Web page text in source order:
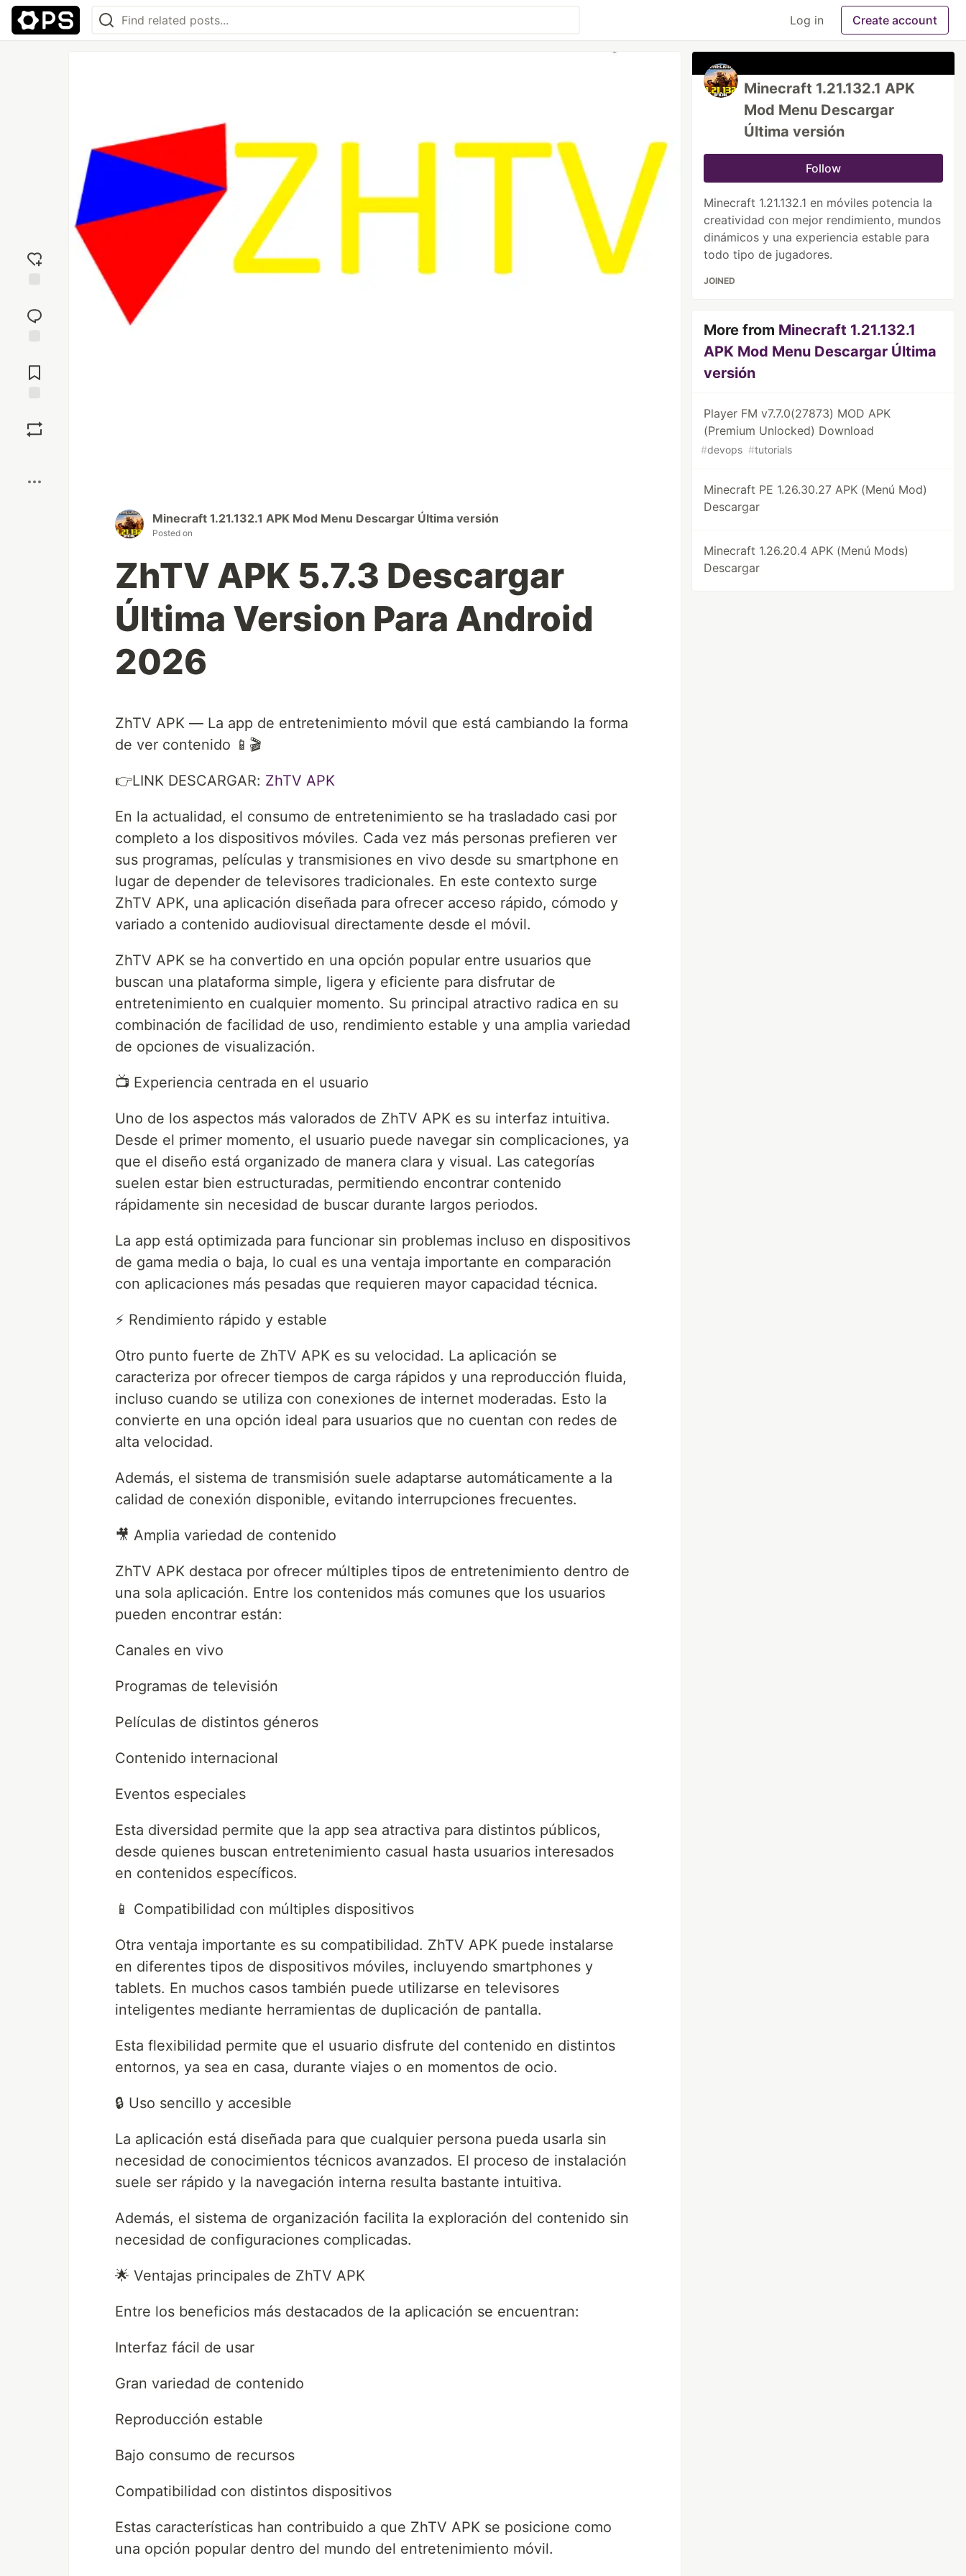
Log in Create account
reaction
Comments
Minecraft 1.21.132.1 APK Mod Menu Descargar Última versión
Posted on
ZhTV APK 5.7.3 Descargar
Última Version Para Android
2026
ZhTV APK — La app de entretenimiento móvil que está cambiando la forma
de ver contenido 📱🎬
👉LINK DESCARGAR: ⁠ZhTV APK⁠
En la actualidad, el consumo de entretenimiento se ha trasladado casi por
completo a los dispositivos móviles. Cada vez más personas prefieren ver
sus programas, películas y transmisiones en vivo desde su smartphone en
lugar de depender de televisores tradicionales. En este contexto surge
ZhTV APK, una aplicación diseñada para ofrecer acceso rápido, cómodo y
variado a contenido audiovisual directamente desde el móvil.
ZhTV APK se ha convertido en una opción popular entre usuarios que
buscan una plataforma simple, ligera y eficiente para disfrutar de
entretenimiento en cualquier momento. Su principal atractivo radica en su
combinación de facilidad de uso, rendimiento estable y una amplia variedad
de opciones de visualización.
📺 Experiencia centrada en el usuario
Uno de los aspectos más valorados de ZhTV APK es su interfaz intuitiva.
Desde el primer momento, el usuario puede navegar sin complicaciones, ya
que el diseño está organizado de manera clara y visual. Las categorías
suelen estar bien estructuradas, permitiendo encontrar contenido
rápidamente sin necesidad de buscar durante largos periodos.
La app está optimizada para funcionar sin problemas incluso en dispositivos
de gama media o baja, lo cual es una ventaja importante en comparación
con aplicaciones más pesadas que requieren mayor capacidad técnica.
⚡ Rendimiento rápido y estable
Otro punto fuerte de ZhTV APK es su velocidad. La aplicación se
caracteriza por ofrecer tiempos de carga rápidos y una reproducción fluida,
incluso cuando se utiliza con conexiones de internet moderadas. Esto la
convierte en una opción ideal para usuarios que no cuentan con redes de
alta velocidad.
Además, el sistema de transmisión suele adaptarse automáticamente a la
calidad de conexión disponible, evitando interrupciones frecuentes.
🎥 Amplia variedad de contenido
ZhTV APK destaca por ofrecer múltiples tipos de entretenimiento dentro de
una sola aplicación. Entre los contenidos más comunes que los usuarios
pueden encontrar están:
Canales en vivo
Programas de televisión
Películas de distintos géneros
Contenido internacional
Eventos especiales
Esta diversidad permite que la app sea atractiva para distintos públicos,
desde quienes buscan entretenimiento casual hasta usuarios interesados
en contenidos específicos.
📱 Compatibilidad con múltiples dispositivos
Otra ventaja importante es su compatibilidad. ZhTV APK puede instalarse
en diferentes tipos de dispositivos móviles, incluyendo smartphones y
tablets. En muchos casos también puede utilizarse en televisores
inteligentes mediante herramientas de duplicación de pantalla.
Esta flexibilidad permite que el usuario disfrute del contenido en distintos
entornos, ya sea en casa, durante viajes o en momentos de ocio.
🔒 Uso sencillo y accesible
La aplicación está diseñada para que cualquier persona pueda usarla sin
necesidad de conocimientos técnicos avanzados. El proceso de instalación
suele ser rápido y la navegación interna resulta bastante intuitiva.
Además, el sistema de organización facilita la exploración del contenido sin
necesidad de configuraciones complicadas.
🌟 Ventajas principales de ZhTV APK
Entre los beneficios más destacados de la aplicación se encuentran:
Interfaz fácil de usar
Gran variedad de contenido
Reproducción estable
Bajo consumo de recursos
Compatibilidad con distintos dispositivos
Estas características han contribuido a que ZhTV APK se posicione como
una opción popular dentro del mundo del entretenimiento móvil.
Minecraft 1.21.132.1 APK
Mod Menu Descargar
Última versión
Follow
Minecraft 1.21.132.1 en móviles potencia la
creatividad con mejor rendimiento, mundos
dinámicos y una experiencia estable para
todo tipo de jugadores.
JOINED
More from Minecraft 1.21.132.1
APK Mod Menu Descargar Última
versión
Player FM v7.7.0(27873) MOD APK
(Premium Unlocked) Download
#devops #tutorials
Minecraft PE 1.26.30.27 APK (Menú Mod)
Descargar
Minecraft 1.26.20.4 APK (Menú Mods)
Descargar